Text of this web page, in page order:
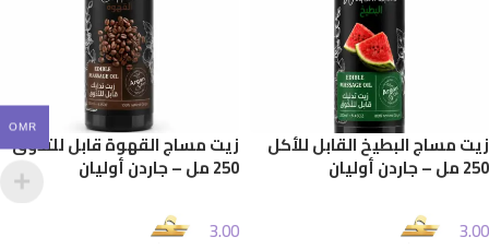
زيت مساج البطيخ القابل للأكل
250 مل – جاردن أوليان
3.00
زيت مساج القهوة قابل للتذوق
250 مل – جاردن أوليان
3.00
OMR